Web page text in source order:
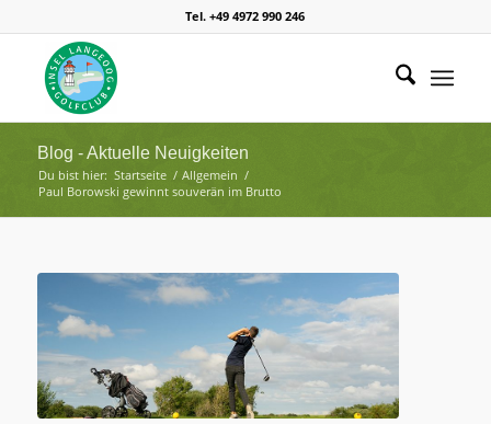
Tel. +49 4972 990 246
Blog - Aktuelle Neuigkeiten
Du bist hier: Startseite / Allgemein /
Paul Borowski gewinnt souverän im Brutto